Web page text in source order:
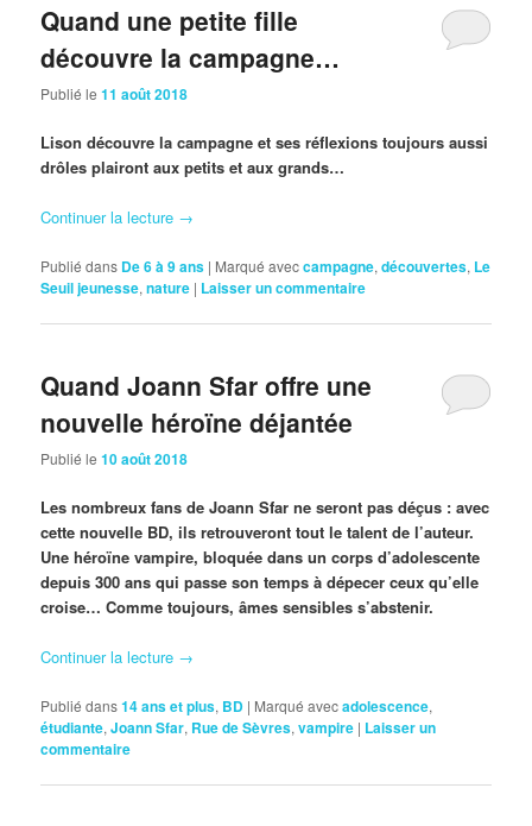
Quand une petite fille
découvre la campagne…
Publié le11 août 2018
Lison découvre la campagne et ses réflexions toujours aussi
drôles plairont aux petits et aux grands…
Continuer la lecture →
Publié dans De 6 à 9 ans | Marqué aveccampagne,découvertes, Le
Seuil jeunesse,nature | Laisser un commentaire
Quand Joann Sfar offre une
nouvelle héroïne déjantée
Publié le10 août 2018
Les nombreux fans de Joann Sfar ne seront pas déçus : avec
cette nouvelle BD, ils retrouveront tout le talent de l’auteur.
Une héroïne vampire, bloquée dans un corps d’adolescente
depuis 300 ans qui passe son temps à dépecer ceux qu’elle
croise… Comme toujours, âmes sensibles s’abstenir.
Continuer la lecture →
Publié dans14 ans et plus, BD | Marqué avecadolescence,
étudiante,Joann Sfar, Rue de Sèvres,vampire | Laisser un
commentaire